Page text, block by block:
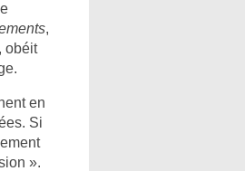
,
obéit
en
Si
».